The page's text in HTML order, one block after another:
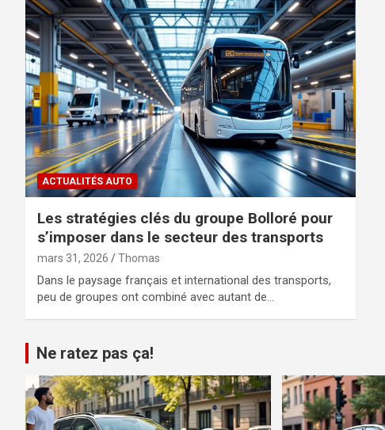
ACTUALITÉS AUTO
Les stratégies clés du groupe Bolloré pour
s’imposer dans le secteur des transports
mars 31, 2026 Thomas
Dans le paysage français et international des transports,
peu de groupes ont combiné avec autant de…
Ne ratez pas ça!